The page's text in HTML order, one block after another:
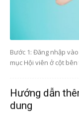
Bước 1: Đăng nhập
mục Hội viên ở cột
Hướng dẫn
dung